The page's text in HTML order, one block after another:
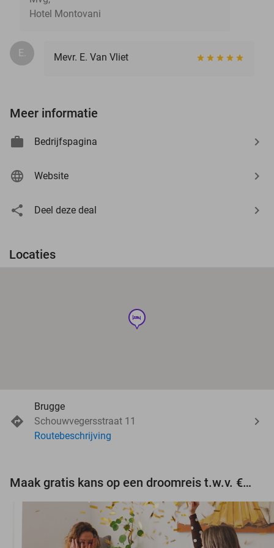
Hotel Montovani
E. Mevr. E. Van Vliet
Meer informatie
Bedrijfspagina
Website
Deel deze deal
Locaties
hotel
Brugge
Schouwvegersstraat 11
Routebeschrijving
Maak gratis kans op een droomreis t.w.v. €3.000!